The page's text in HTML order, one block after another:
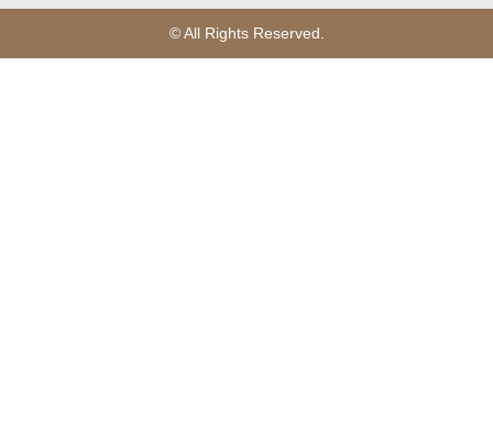
© All Rights Reserved.